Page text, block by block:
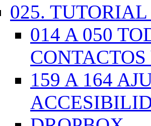
025.
014 A 050
159 A 164